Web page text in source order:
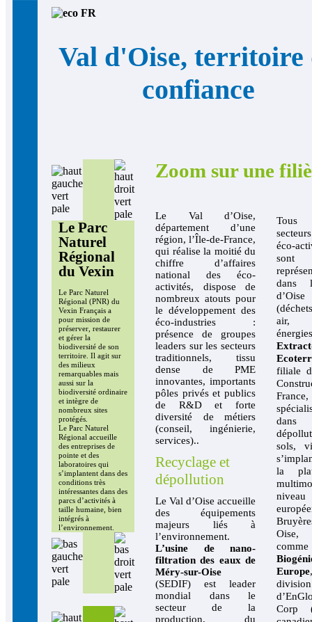
Val d'Oise, territoire
confiance
Le Parc
Naturel
Régional
du Vexin
Le Parc Naturel
Régional (PNR) du
Vexin Français a
pour mission de
préserver, restaurer
et gérer la
biodiversité de son
territoire. Il agit sur
des milieux
remarquables mais
aussi sur la
biodiversité ordinaire
et intègre de
nombreux sites
protégés.
Le Parc Naturel
Régional accueille
des entreprises de
pointe et des
laboratoires qui
s’implantent dans des
conditions très
intéressantes dans des
parcs d’activités à
taille humaine, bien
intégrés à
l’environnement.
Zoom sur une
Le Val d’Oise,
département d’une
région, l’Île-de-France,
qui réalise la moitié du
chiffre d’affaires
national des éco-
activités, dispose de
nombreux atouts pour
le développement des
éco-industries :
présence de groupes
leaders sur les secteurs
traditionnels, tissu
dense de PME
innovantes, importants
pôles privés et publics
de R&D et forte
diversité de métiers
(conseil, ingénierie,
services)..
Recyclage et
dépollution
Le Val d’Oise accueille
des équipements
majeurs liés à
l’environnement.
L’usine de nano-
filtration des eaux de
Méry-sur-Oise
(SEDIF) est leader
mondial dans le
secteur de la
production, du
éco-
sont
dans
d’Oise
air,
filiale
France,
sols,
la
niveau
comme
Europe,
division
Corp